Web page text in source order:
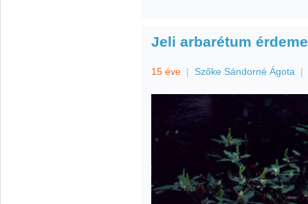
Jeli arbarétum
15 éve | Szőke Sándorné Ágota |